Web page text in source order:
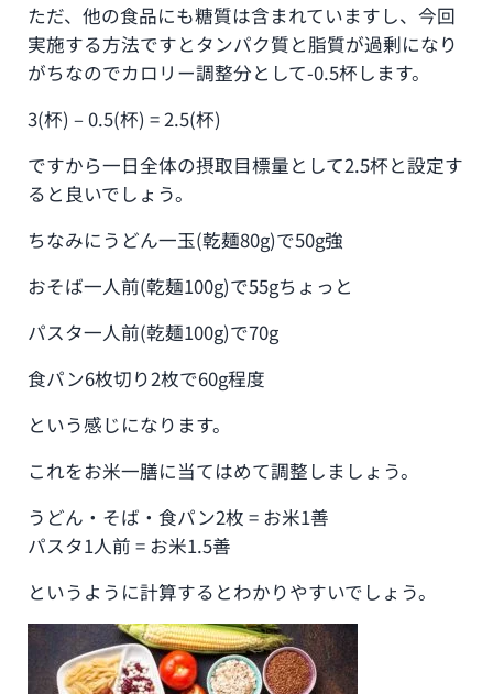
ただ、他の食品にも糖質は含まれていますし、今回
実施する方法ですとタンパク質と脂質が過剰になり
がちなのでカロリー調整分として-0.5杯します。
3(杯) – 0.5(杯) = 2.5(杯)
ですから一日全体の摂取目標量として2.5杯と設定す
ると良いでしょう。
ちなみにうどん一玉(乾麺80g)で50g強
おそば一人前(乾麺100g)で55gちょっと
パスタ一人前(乾麺100g)で70g
食パン6枚切り2枚で60g程度
という感じになります。
これをお米一膳に当てはめて調整しましょう。
うどん・そば・食パン2枚 = お米1善
パスタ1人前 = お米1.5善
というように計算するとわかりやすいでしょう。